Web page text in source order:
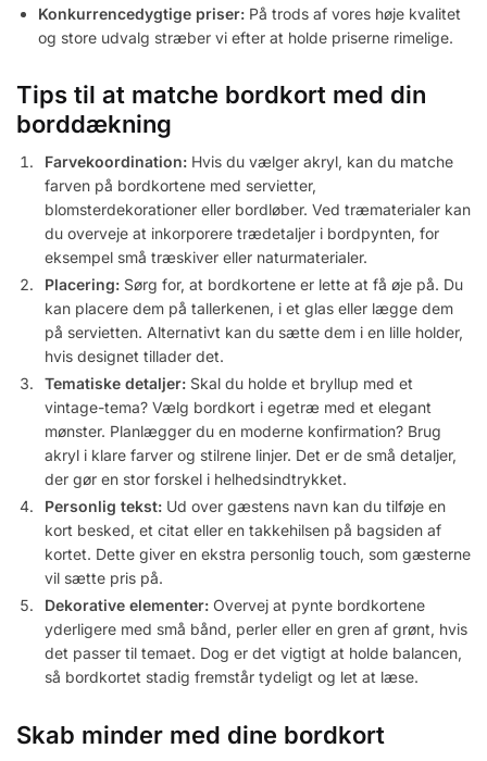
Konkurrencedygtige priser: På trods af vores høje kvalitet
og store udvalg stræber vi efter at holde priserne rimelige.
Tips til at matche bordkort med din
borddækning
Farvekoordination: Hvis du vælger akryl, kan du matche
farven på bordkortene med servietter,
blomsterdekorationer eller bordløber. Ved træmaterialer kan
du overveje at inkorporere trædetaljer i bordpynten, for
eksempel små træskiver eller naturmaterialer.
Placering: Sørg for, at bordkortene er lette at få øje på. Du
kan placere dem på tallerkenen, i et glas eller lægge dem
på servietten. Alternativt kan du sætte dem i en lille holder,
hvis designet tillader det.
Tematiske detaljer: Skal du holde et bryllup med et
vintage-tema? Vælg bordkort i egetræ med et elegant
mønster. Planlægger du en moderne konfirmation? Brug
akryl i klare farver og stilrene linjer. Det er de små detaljer,
der gør en stor forskel i helhedsindtrykket.
Personlig tekst: Ud over gæstens navn kan du tilføje en
kort besked, et citat eller en takkehilsen på bagsiden af
kortet. Dette giver en ekstra personlig touch, som gæsterne
vil sætte pris på.
Dekorative elementer: Overvej at pynte bordkortene
yderligere med små bånd, perler eller en gren af grønt, hvis
det passer til temaet. Dog er det vigtigt at holde balancen,
så bordkortet stadig fremstår tydeligt og let at læse.
Skab minder med dine bordkort